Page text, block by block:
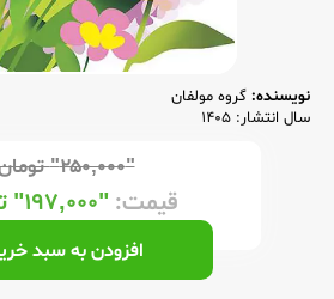
نویسنده: گروه مولفان
سال انتشار: 1405
"۲۵۰,۰۰۰"
قیمت: "۱۹۷,۰۰۰"
افزودن به سبد